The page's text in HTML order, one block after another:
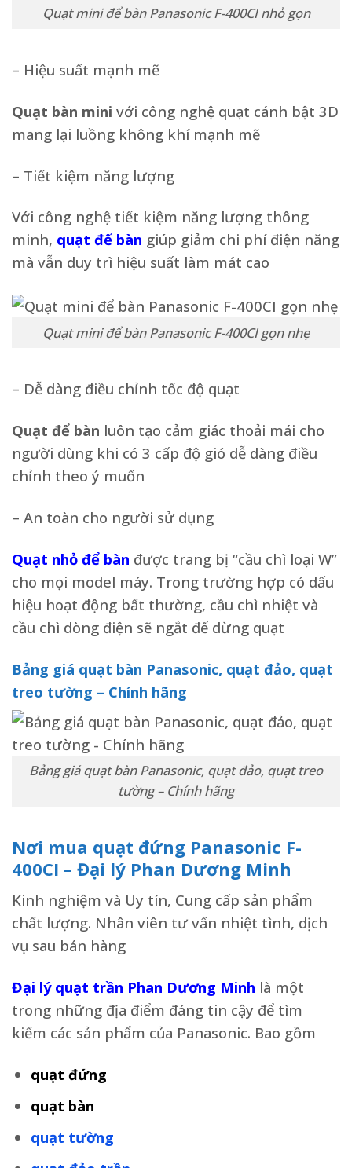
Quạt mini để bàn Panasonic F-400CI nhỏ gọn
– Hiệu suất mạnh mẽ
Quạt bàn mini với công nghệ quạt cánh bật 3D
mang lại luồng không khí mạnh mẽ
– Tiết kiệm năng lượng
Với công nghệ tiết kiệm năng lượng thông
minh, quạt để bàn giúp giảm chi phí điện năng
mà vẫn duy trì hiệu suất làm mát cao
Quạt mini để bàn Panasonic F-400CI gọn nhẹ
– Dễ dàng điều chỉnh tốc độ quạt
Quạt để bàn luôn tạo cảm giác thoải mái cho
người dùng khi có 3 cấp độ gió dễ dàng điều
chỉnh theo ý muốn
– An toàn cho người sử dụng
Quạt nhỏ để bàn được trang bị “cầu chì loại W”
cho mọi model máy. Trong trường hợp có dấu
hiệu hoạt động bất thường, cầu chì nhiệt và
cầu chì dòng điện sẽ ngắt để dừng quạt
Bảng giá quạt bàn Panasonic, quạt đảo, quạt
treo tường – Chính hãng
Bảng giá quạt bàn Panasonic, quạt đảo, quạt treo
tường – Chính hãng
Nơi mua quạt đứng Panasonic F-
400CI – Đại lý Phan Dương Minh
Kinh nghiệm và Uy tín, Cung cấp sản phẩm
chất lượng. Nhân viên tư vấn nhiệt tình, dịch
vụ sau bán hàng
Đại lý quạt trần Phan Dương Minh là một
trong những địa điểm đáng tin cậy để tìm
kiếm các sản phẩm của Panasonic. Bao gồm
quạt đứng
quạt bàn
quạt tường